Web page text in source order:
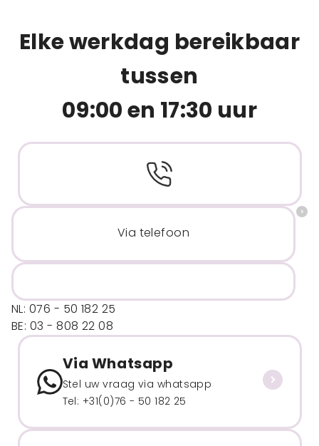
Elke werkdag bereikbaar
tussen
09:00 en 17:30 uur
Via telefoon
NL: 076 - 50 182 25
BE: 03 - 808 22 08
Via Whatsapp
Stel uw vraag via whatsapp
Tel: +31(0)76 - 50 182 25